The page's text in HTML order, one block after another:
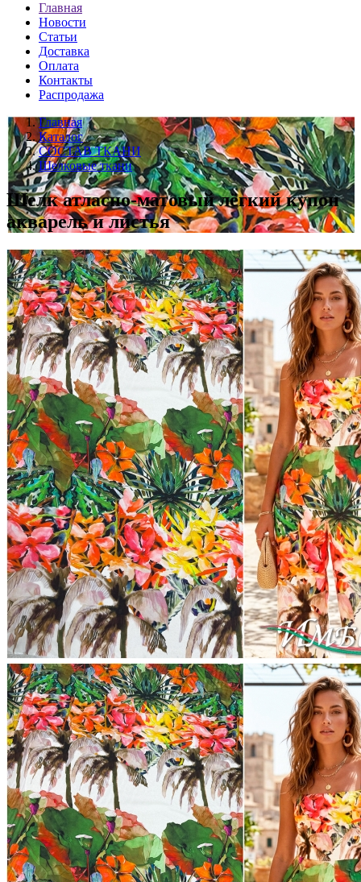
Главная
Новости
Статьи
Доставка
Оплата
Контакты
Распродажа
Главная
Каталог
СОСТАВ ТКАНИ
Шелковые ткани
Шелк атласно-матовый лёгкий купон
акварель и листья